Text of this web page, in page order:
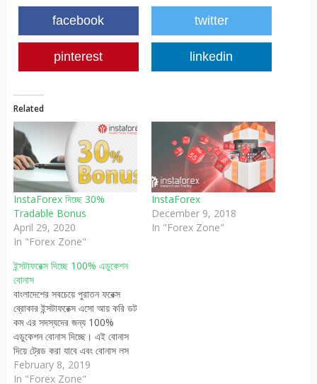
facebook twitter
pinterest linkedin
Related
InstaForex দিচ্ছে 30%
Tradable Bonus
April 29, 2020
In "Forex Zone"
InstaForex
December 9, 2018
In "Forex Zone"
ইন্সটাফরেক্স দিচ্ছে 100% এডুকেশন
বোনাস
বাংলাদেশের সবচেয়ে পুরাতন ফরেক্স
ব্রোকার ইন্সটাফরেক্স এসো আয় করি ডট
কম এর সদস্যদের জন্য 100%
এডুকেশন বোনাস দিচ্ছে। এই বোনাস
দিয়ে ট্রেড করা যাবে এবং বোনাস লস
করা যাবে। প্রফিট করলে প্রফিট
উত্তোলন করা যাবে। 150 ডলার
February 8, 2019
In "Forex Zone"